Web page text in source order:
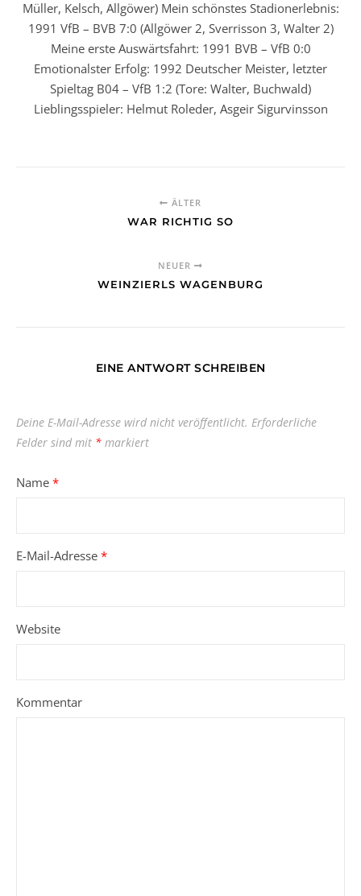
Müller, Kelsch, Allgöwer) Mein schönstes Stadionerlebnis:
1991 VfB – BVB 7:0 (Allgöwer 2, Sverrisson 3, Walter 2)
Meine erste Auswärtsfahrt: 1991 BVB – VfB 0:0
Emotionalster Erfolg: 1992 Deutscher Meister, letzter
Spieltag B04 – VfB 1:2 (Tore: Walter, Buchwald)
Lieblingsspieler: Helmut Roleder, Asgeir Sigurvinsson
ÄLTER
WAR RICHTIG SO
NEUER
WEINZIERLS WAGENBURG
EINE ANTWORT SCHREIBEN
Deine E-Mail-Adresse wird nicht veröffentlicht. Erforderliche
Felder sind mit * markiert
Name *
E-Mail-Adresse *
Website
Kommentar